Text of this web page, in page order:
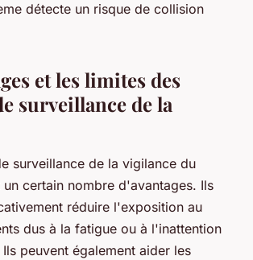
détecte un risque de collision
et les limites des
surveillance de la
surveillance de la vigilance du
certain nombre d'avantages. Ils
réduire l'exposition au
dus à la fatigue ou à l'inattention
peuvent également aider les